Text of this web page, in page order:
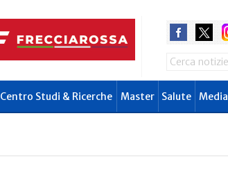
Search
Centro Studi & Ricerche Master Salute Media